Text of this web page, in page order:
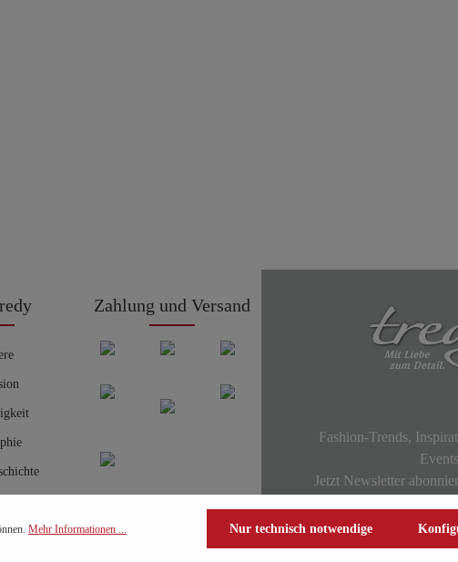
Zahlung und Versand
Fashion-Trends,
Jetzt Newsletter
Mehr Informationen ... Nur technisch notwendige